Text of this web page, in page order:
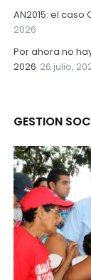
AN2015: el caso
2026
Por ahora no
2026 26 julio,
GESTION